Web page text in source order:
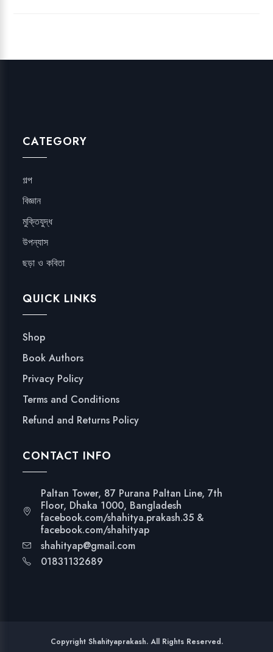
CATEGORY
গল্প
বিজ্ঞান
মুক্তিযুদ্ধ
উপন্যাস
ছড়া ও কবিতা
QUICK LINKS
Shop
Book Authors
Privacy Policy
Terms and Conditions
Refund and Returns Policy
CONTACT INFO
Paltan Tower, 87 Purana Paltan Line, 7th
Floor, Dhaka 1000, Bangladesh
facebook.com/shahitya.prakash.35 &
facebook.com/shahityap
shahityap@gmail.com
01831132689
Copyright Shahityaprakash. All Rights Reserved.